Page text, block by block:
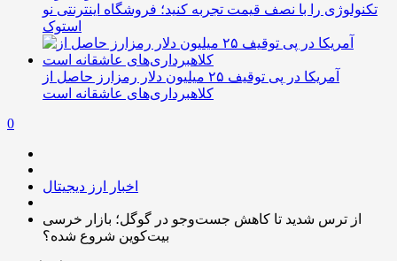
تکنولوژی را با نصف قیمت تجربه کنید؛ فروشگاه اینترنتی نو
استوک
آمریکا در پی توقیف ۲۵ میلیون دلار رمزارز حاصل از
کلاهبرداری‌های عاشقانه است
0
اخبار ارز دیجیتال
از ترس شدید تا کاهش جست‌وجو در گوگل؛ بازار خرسی
بیت‌کوین شروع شده؟